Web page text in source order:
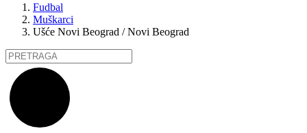
Fudbal
Muškarci
Ušće Novi Beograd / Novi Beograd